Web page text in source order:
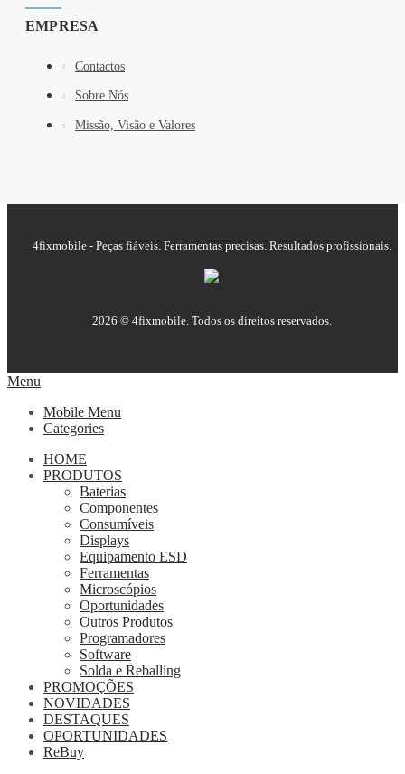
EMPRESA
Contactos
Sobre Nós
Missão, Visão e Valores
4fixmobile - Peças fiáveis. Ferramentas precisas. Resultados profissionais.
2026 © 4fixmobile. Todos os direitos reservados.
Menu
Mobile Menu
Categories
HOME
PRODUTOS
Baterias
Componentes
Consumíveis
Displays
Equipamento ESD
Ferramentas
Microscópios
Oportunidades
Outros Produtos
Programadores
Software
Solda e Reballing
PROMOÇÕES
NOVIDADES
DESTAQUES
OPORTUNIDADES
ReBuy